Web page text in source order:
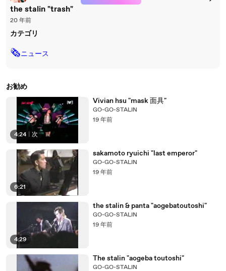
the stalin "trash"
20 年前
カテゴリ
🗞ニュース
お勧め
4:24 次
Vivian hsu "mask 面具"
GO-GO-STALIN
19 年前
6:21
sakamoto ryuichi "last emperor"
GO-GO-STALIN
19 年前
4:29
the stalin & panta "aogebatoutoshi"
GO-GO-STALIN
19 年前
The stalin "aogeba toutoshi"
GO-GO-STALIN